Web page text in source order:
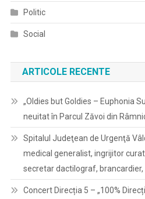
Politic
Social
ARTICOLE RECENTE
„Oldies but Goldies – Euphonia
neuitat în Parcul Zăvoi din
Spitalul Judeţean de Urgenţă
medical generalist, ingrijitor
secretar dactilograf,
Concert Direcția 5 – „100%